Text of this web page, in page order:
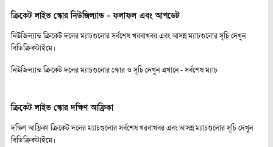
ক্রিকেট লাইভ স্কোর নিউজিল্যান্ড - ফলাফল এবং আপডেট
নিউজিল্যান্ড ক্রিকেট দলের ম্যাচগুলোর সর্বশেষ খরবাখবর এবং আসন্ন ম্যাচগুলোর সূচি দেখুন
বিডিক্রিকটাইমে।
নিউজিল্যান্ড ক্রিকেট দলের ম্যাচগুলোর স্কোর ও সূচি দেখুন এখানে -সর্বশেষ ম্যাচ
ক্রিকেট লাইভ স্কোর দক্ষিণ আফ্রিকা
দক্ষিণ আফ্রিকা ক্রিকেট দলের ম্যাচগুলোর সর্বশেষ খরবাখবর এবং আসন্ন ম্যাচগুলোর সূচি দেখুন
বিডিক্রিকটাইমে।